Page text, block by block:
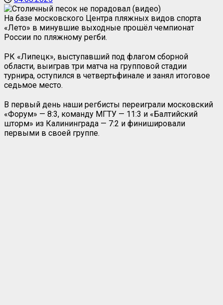
На базе московского Центра пляжных видов спорта
«Лето» в минувшие выходные прошёл чемпионат
России по пляжному регби.
РК «Липецк», выступавший под флагом сборной
области, выиграв три матча на групповой стадии
турнира, оступился в четвертьфинале и занял итоговое
седьмое место.
В первый день наши регбисты переиграли московский
«Форум» — 8:3, команду МГТУ — 11:3 и «Балтийский
шторм» из Калининграда — 7:2 и финишировали
первыми в своей группе.